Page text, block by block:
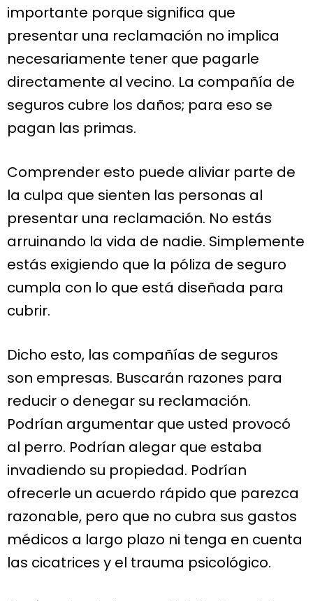
importante porque significa que
presentar una reclamación no implica
necesariamente tener que pagarle
directamente al vecino. La compañía de
seguros cubre los daños; para eso se
pagan las primas.
Comprender esto puede aliviar parte de
la culpa que sienten las personas al
presentar una reclamación. No estás
arruinando la vida de nadie. Simplemente
estás exigiendo que la póliza de seguro
cumpla con lo que está diseñada para
cubrir.
Dicho esto, las compañías de seguros
son empresas. Buscarán razones para
reducir o denegar su reclamación.
Podrían argumentar que usted provocó
al perro. Podrían alegar que estaba
invadiendo su propiedad. Podrían
ofrecerle un acuerdo rápido que parezca
razonable, pero que no cubra sus gastos
médicos a largo plazo ni tenga en cuenta
las cicatrices y el trauma psicológico.